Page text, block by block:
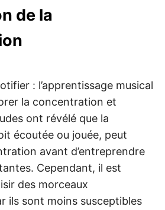
de la
: l’apprentissage musical
la concentration et
ont révélé que la
écoutée ou jouée, peut
avant d’entreprendre
Cependant, il est
des morceaux
ils sont moins susceptibles